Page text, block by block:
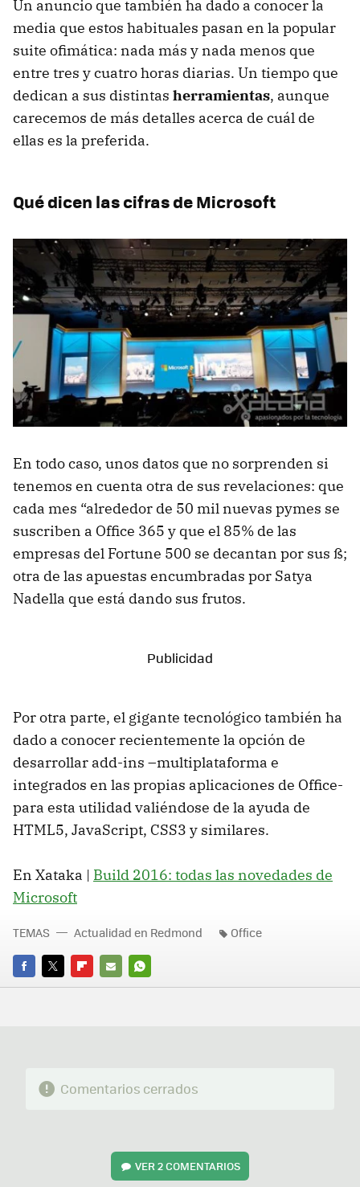
Un anuncio que también ha dado a conocer la
media que estos habituales pasan en la popular
suite ofimática: nada más y nada menos que
entre tres y cuatro horas diarias. Un tiempo que
dedican a sus distintas herramientas, aunque
carecemos de más detalles acerca de cuál de
ellas es la preferida.
Qué dicen las cifras de Microsoft
En todo caso, unos datos que no sorprenden si
tenemos en cuenta otra de sus revelaciones: que
cada mes “alrededor de 50 mil nuevas pymes se
suscriben a Office 365 y que el 85% de las
empresas del Fortune 500 se decantan por sus ß;
otra de las apuestas encumbradas por Satya
Nadella que está dando sus frutos.
Por otra parte, el gigante tecnológico también ha
dado a conocer recientemente la opción de
desarrollar add-ins –multiplataforma e
integrados en las propias aplicaciones de Office-
para esta utilidad valiéndose de la ayuda de
HTML5, JavaScript, CSS3 y similares.
En Xataka | Build 2016: todas las novedades de
Microsoft
FACEBOOK
TWITTERFLIPBOARD
E-
WHATSAPP
TEMAS Actualidad en Redmond Office
Comentarios cerrados
VER2 COMENTARIOS